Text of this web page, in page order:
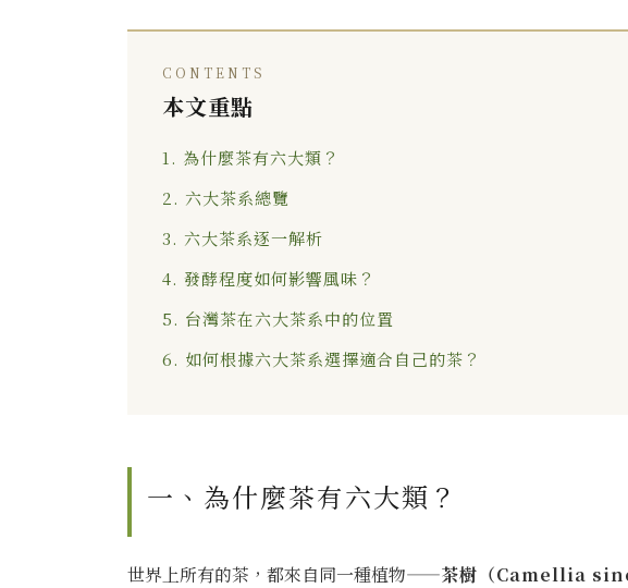
CONTENTS
本文重點
1. 為什麼茶有六大類？
2. 六大茶系總覽
3. 六大茶系逐一解析
4. 發酵程度如何影響風味？
5. 台灣茶在六大茶系中的位置
6. 如何根據六大茶系選擇適合自己的茶？
一、為什麼茶有六大類？
世界上所有的茶，都來自同一種植物——茶樹（Camellia